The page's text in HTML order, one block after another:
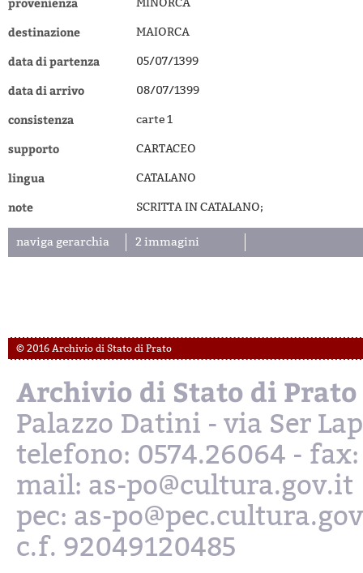
MINORCA
destinazione MAIORCA
data di partenza 05/07/1399
data di arrivo 08/07/1399
consistenza carte 1
supporto CARTACEO
lingua CATALANO
note SCRITTA IN CATALANO;
naviga gerarchia 2 immagini
© 2016 Archivio di Stato di Prato
Archivio di Stato di Prato
Palazzo Datini - via Ser
telefono: 0574.26064 - fax:
mail: as-po@cultura.gov.it
pec: as-
c.f. 92049120485